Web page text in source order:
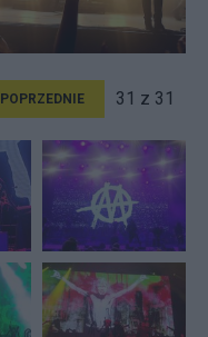
POPRZEDNIE 31 z 31